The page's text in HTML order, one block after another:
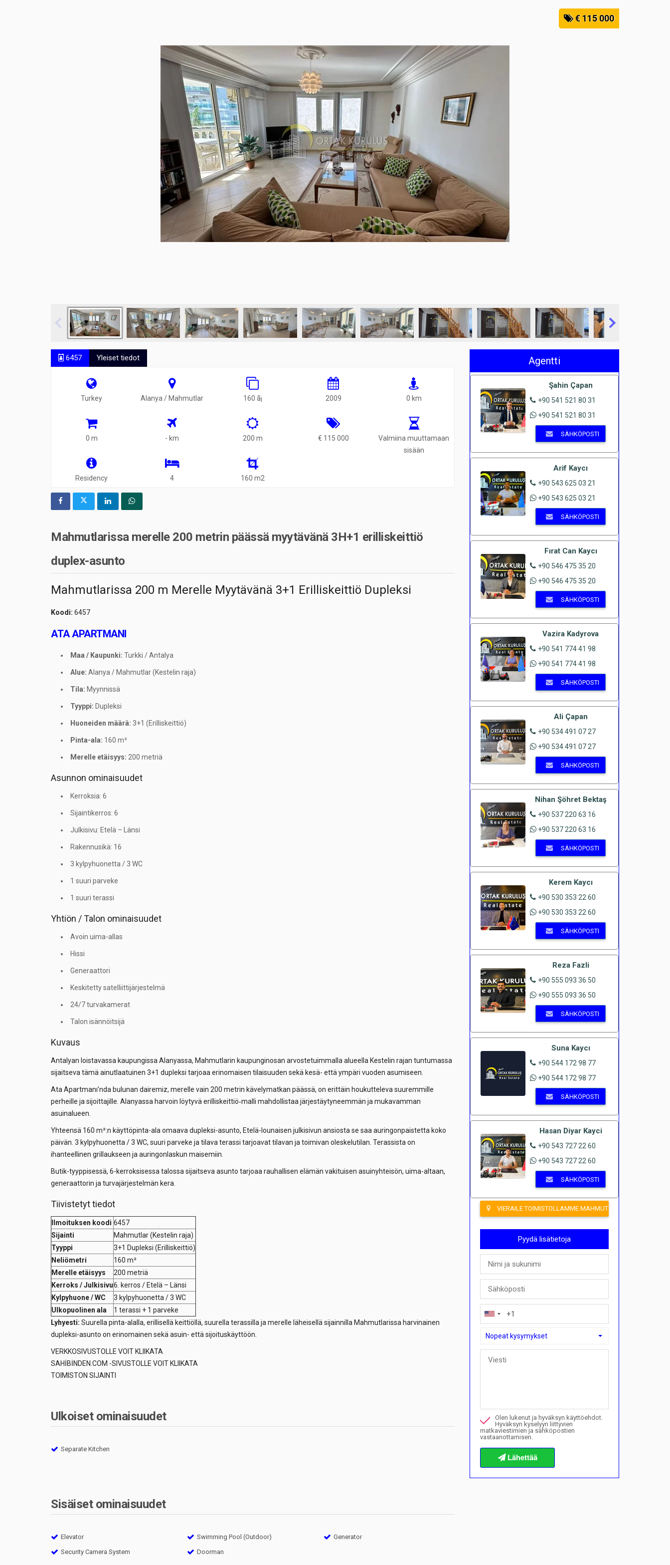
€ 115 000
6457 Yleiset tiedot
Turkey Alanya / Mahmutlar 160 ã¡ 2009 0 km
0 m - km 200 m € 115 000
Valmiina muuttamaan
sisään
Residency 4 160 m2
Mahmutlarissa merelle 200 metrin päässä myytävänä 3H+1 erilliskeittiö
duplex-asunto
Mahmutlarissa 200 m Merelle Myytävänä 3+1 Erilliskeittiö Dupleksi
Koodi: 6457
ATA APARTMANI
Maa / Kaupunki: Turkki / Antalya
Alue: Alanya / Mahmutlar (Kestelin raja)
Tila: Myynnissä
Tyyppi: Dupleksi
Huoneiden määrä: 3+1 (Erilliskeittiö)
Pinta-ala: 160 m²
Merelle etäisyys: 200 metriä
Asunnon ominaisuudet
Kerroksia: 6
Sijaintikerros: 6
Julkisivu: Etelä – Länsi
Rakennusikä: 16
3 kylpyhuonetta / 3 WC
1 suuri parveke
1 suuri terassi
Yhtiön / Talon ominaisuudet
Avoin uima-allas
Hissi
Generaattori
Keskitetty satelliittijärjestelmä
24/7 turvakamerat
Talon isännöitsijä
Kuvaus
Antalyan loistavassa kaupungissa Alanyassa, Mahmutlarin kaupunginosan arvostetuimmalla alueella Kestelin rajan tuntumassa
sijaitseva tämä ainutlaatuinen 3+1 dupleksi tarjoaa erinomaisen tilaisuuden sekä kesä- että ympäri vuoden asumiseen.
Ata Apartmanı’nda bulunan dairemiz, merelle vain 200 metrin kävelymatkan päässä, on erittäin houkutteleva suuremmille
perheille ja sijoittajille. Alanyassa harvoin löytyvä erilliskeittiö‑malli mahdollistaa järjestäytyneemmän ja mukavamman
asuinalueen.
Yhteensä 160 m²:n käyttöpinta-ala omaava dupleksi-asunto, Etelä-lounaisen julkisivun ansiosta se saa auringonpaistetta koko
päivän. 3 kylpyhuonetta / 3 WC, suuri parveke ja tilava terassi tarjoavat tilavan ja toimivan oleskelutilan. Terassista on
ihanteellinen grillaukseen ja auringonlaskun maisemiin.
Butik-tyyppisessä, 6-kerroksisessa talossa sijaitseva asunto tarjoaa rauhallisen elämän vakituisen asuinyhteisön, uima-altaan,
generaattorin ja turvajärjestelmän kera.
Tiivistetyt tiedot
Ilmoituksen koodi 6457
Sijainti
Mahmutlar (Kestelin raja)
Tyyppi
3+1 Dupleksi (Erilliskeittiö)
Neliömetri
160 m²
Merelle etäisyys
200 metriä
Kerroks / Julkisivu6. kerros / Etelä – Länsi
Kylpyhuone / WC
3 kylpyhuonetta / 3 WC
Ulkopuolinen ala
1 terassi + 1 parveke
Lyhyesti: Suurella pinta-alalla, erillisellä keittiöllä, suurella terassilla ja merelle läheisellä sijainnilla Mahmutlarissa harvinainen
dupleksi-asunto on erinomainen sekä asuin- että sijoituskäyttöön.
VERKKOSIVUSTOLLE VOIT KLIIKATA
SAHİBİNDEN.COM -SIVUSTOLLE VOIT KLIIKATA
TOIMISTON SIJAINTI
Ulkoiset ominaisuudet
Separate Kitchen
Sisäiset ominaisuudet
Elevator Swimming Pool (Outdoor)
Generator
Security Camera System
Doorman
Agentti
Şahin Çapan
+90 541 521 80 31
+90 541 521 80 31
SÄHKÖPOSTI
Arif Kaycı
+90 543 625 03 21
+90 543 625 03 21
SÄHKÖPOSTI
Fırat Can Kaycı
+90 546 475 35 20
+90 546 475 35 20
SÄHKÖPOSTI
Vazira Kadyrova
+90 541 774 41 98
+90 541 774 41 98
SÄHKÖPOSTI
Ali Çapan
+90 534 491 07 27
+90 534 491 07 27
SÄHKÖPOSTI
Nihan Şöhret Bektaş
+90 537 220 63 16
+90 537 220 63 16
SÄHKÖPOSTI
Kerem Kaycı
+90 530 353 22 60
+90 530 353 22 60
SÄHKÖPOSTI
Reza Fazli
+90 555 093 36 50
+90 555 093 36 50
SÄHKÖPOSTI
Suna Kaycı
+90 544 172 98 77
+90 544 172 98 77
SÄHKÖPOSTI
Hasan Diyar Kayci
+90 543 727 22 60
+90 543 727 22 60
SÄHKÖPOSTI
VIERAILE TOIMISTOLLAMME MAHMUTLARISSA
Pyydä lisätietoja
Nopeat kysymykset
Nopeat kysymykset
Haluan varata katselun
Tietoja ostomenettelyistä
Olen lukenut ja hyväksyn käyttöehdot.
Hyväksyn kyselyyn liittyvien
matkaviestimien ja sähköpostien
vastaanottamisen.